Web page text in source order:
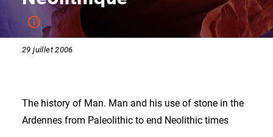
29 juillet 2006
The history of Man. Man and his use of stone in the
Ardennes from Paleolithic to end Neolithic times